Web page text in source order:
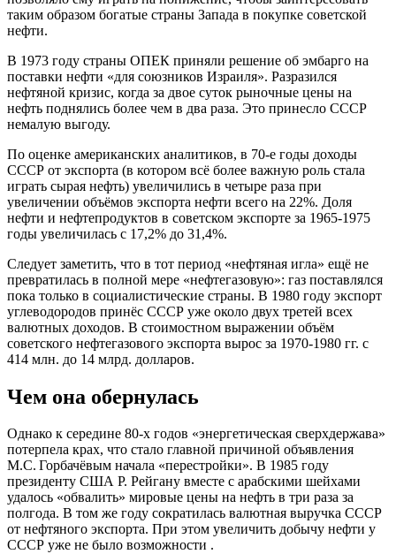
таким образом богатые страны Запада в покупке советской
нефти.
В 1973 году страны ОПЕК приняли решение об эмбарго на
поставки нефти «для союзников Израиля». Разразился
нефтяной кризис, когда за двое суток рыночные цены на
нефть поднялись более чем в два раза. Это принесло СССР
немалую выгоду.
По оценке американских аналитиков, в 70-е годы доходы
СССР от экспорта (в котором всё более важную роль стала
играть сырая нефть) увеличились в четыре раза при
увеличении объёмов экспорта нефти всего на 22%. Доля
нефти и нефтепродуктов в советском экспорте за 1965-1975
годы увеличилась с 17,2% до 31,4%.
Следует заметить, что в тот период «нефтяная игла» ещё не
превратилась в полной мере «нефтегазовую»: газ поставлялся
пока только в социалистические страны. В 1980 году экспорт
углеводородов принёс СССР уже около двух третей всех
валютных доходов. В стоимостном выражении объём
советского нефтегазового экспорта вырос за 1970-1980 гг. с
414 млн. до 14 млрд. долларов.
Чем она обернулась
Однако к середине 80-х годов «энергетическая сверхдержава»
потерпела крах, что стало главной причиной объявления
М.С. Горбачёвым начала «перестройки». В 1985 году
президенту США Р. Рейгану вместе с арабскими шейхами
удалось «обвалить» мировые цены на нефть в три раза за
полгода. В том же году сократилась валютная выручка СССР
от нефтяного экспорта. При этом увеличить добычу нефти у
СССР уже не было возможности .